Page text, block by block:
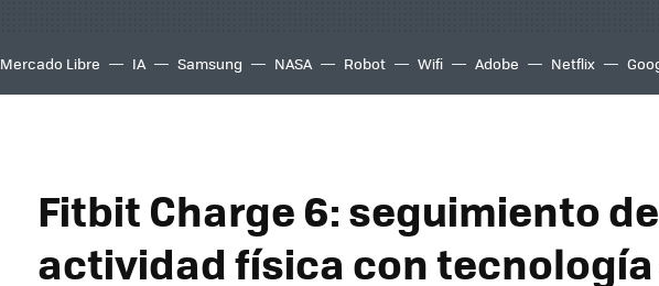
Mercado Libre IA Samsung NASA Robot Wifi Adobe Netflix
Fitbit Charge 6: seguimiento de
actividad física con tecnología